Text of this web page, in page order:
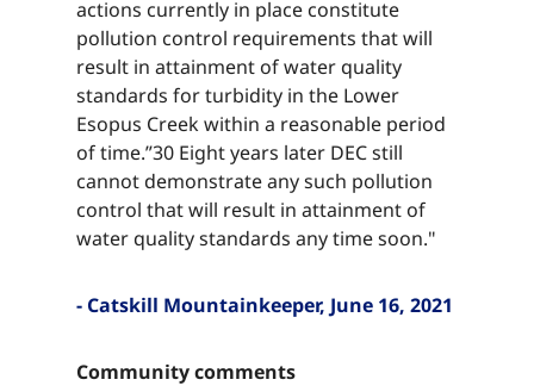
actions currently in place constitute
pollution control requirements that will
result in attainment of water quality
standards for turbidity in the Lower
Esopus Creek within a reasonable period
of time.”30 Eight years later DEC still
cannot demonstrate any such pollution
control that will result in attainment of
water quality standards any time soon."​​​​‌ ‍ ​‍​‍‌‍ ‌ ​‍‌‍‍‌‌‍‌ ‌‍‍‌‌‍ ‍​‍​‍​ ‍‍​‍​‍‌ ​ ‌‍​‌‌‍ ‍‌‍‍‌‌ ‌​‌ ‍‌​‍ ‍‌‍‍‌‌‍ ​‍​‍​‍ ​​‍​‍‌‍‍​‌ ​‍‌‍‌‌‌‍‌‍​‍​‍​ ‍‍​‍​‍‌‍‍​‌ ‌​‌ ‌​‌ ​​‌ ​ ​ ‍‍​‍ ​‍ ‌‍​ ‌‍ ‌‌ ​ ​‍ ‍‌‍ ‌‌‍​‌‌‍‍‌‌‍ ‍​‍ ‍​ ​‍​ ​​​ ​‍​ ‌​‌ ​‍‌‍‌‌‌‍‌​‌‍‌‌‌ ​ ‌‍‍‌‌‍‌ ‌‍ ‍​‍ ‍‌ ​‍‌‍‍‌‌ ‌‍‌‍‌‌‌ ​‍‌‍‍ ‌‍‌‌‌‍‌‌‌ ​​‌‍‌‌‌ ​‍​‍ ‍‌‍ ‌ ​‍‌‍‌ ​‍ ‌‍‍‌‌‍ ‍‌ ‌​‌‍‌‌‌‍ ‍‌ ‌​​‍ ‌‍‌‌‌‍‌​‌‍‍‌‌ ‌​​‍ ‌‍ ‌‌‍ ‌‍‌​‌‍‌‌​ ‌‌ ​​‌ ​‍‌‍‌‌‌ ​ ‌‍‌‌‌‍ ‍‌ ‌​‌‍​‌‌ ‌​‌‍‍‌‌‍ ‌‍ ‍​ ‍ ‌‍‍‌‌‍‌​​ ‌​ ‌ ​ ​‌​ ​‌​ ​‌​ ​ ‌‍​‌​ ​​​ ​ ​‍ ‌​ ​‌​ ‌​​ ‌‌‌‍​ ​‍ ‌​ ‌​‌‍​‍​ ‌‌​ ‌ ​‍ ‌‌‍​‍​ ​​​ ‌‍‌‍​ ​‍ ‌​ ​​​ ‌ ​ ‌‌​ ​​​ ‍‌​ ​ ​ ​‍‌‍‌‍​ ​​​ ‍‌​ ​‌‌‍​‌​ ‍ ‌ ‌​‌ ‍‌‌ ​​‌‍‌‌​ ‌‌‍​‌‌ ​‍‌ ‌​‌‍‍‌‌‍​ ‌‍ ​‌‍‌‌​ ‍ ‌ ​​‌‍​‌‌ ‌​‌‍‍​​ ‌‌‍​ ‌‍ ‌‍ ‍‌ ‌​‌‍‌‌‌‍ ‍‌ ‌​​‍‌‌​ ‌‌‌​​‍‌‌ ‌‍‍ ‌‍‌‌‌ ‍‌​‍‌‌​ ​ ‌​‌​​‍‌‌​ ​ ‌​‌​​‍‌‌​ ​‍​ ​‍​ ‌​​ ‌ ​ ​‍​ ​‌​ ​ ‌‍​‌‌‍​‌‌‍‌‌‌‍​ ​ ‍‌‌‍‌​​ ‍‌​‍‌‌​ ​‍​ ​‍​‍‌‌​ ‌‌‌​‌​​‍ ‍‌‍​ ‌‍‍​‌‍‍‌‌‍ ​‌‍‌​‌ ​‍‌‍‌‌‌‍ ‍​‍‌‌​ ‌‌‌​​‍‌‌ ‌‍‍ ‌‍‌‌‌ ‍‌​‍‌‌​ ​ ‌​‌​​‍‌‌​ ​ ‌​‌​​‍‌‌​ ​‍​ ​‍​ ‌​​ ‌ ​ ​‍​ ​‌​ ​ ‌‍​‌‌‍​‌‌‍‌‌‌‍​ ​ ‍‌‌‍‌​​ ‍‌​ ​​​‍‌‌​ ​‍​ ​‍​‍‌‌​ ‌‌‌​‌​​‍ ‍‌ ‌​‌‍‌‌‌ ‍​‌ ‌​​ ‌‍​‍‌‍​‌‌ ​ ‌‍‌‌‌‌‌‌‌ ​‍‌‍ ​​ ‌‌‍‍​‌ ‌​‌ ‌​‌ ​​‌ ​ ​‍‌‌​ ​ ‌​​‌​‍‌‌​ ​‍‌​‌‍​‍‌‌​ ​‍‌​‌‍‌‍​ ‌‍ ‌‌ ​ ​‍ ‍‌‍ ‌‌‍​‌‌‍‍‌‌‍ ‍​‍ ‍​ ​‍​ ​​​ ​‍​ ‌​‌ ​‍‌‍‌‌‌‍‌​‌‍‌‌‌ ​ ‌‍‍‌‌‍‌ ‌‍ ‍​‍ ‍‌ ​‍‌‍‍‌‌ ‌‍‌‍‌‌‌ ​‍‌‍‍ ‌‍‌‌‌‍‌‌‌ ​​‌‍‌‌‌ ​‍​‍ ‍‌‍ ‌ ​‍‌‍‌ ​‍‌‍‌‍‍‌‌‍‌​​ ‌​ ‌ ​ ​‌​ ​‌​ ​‌​ ​ ‌‍​‌​ ​​​ ​ ​‍ ‌​ ​‌​ ‌​​ ‌‌‌‍​ ​‍ ‌​ ‌​‌‍​‍​ ‌‌​ ‌ ​‍ ‌‌‍​‍​ ​​​ ‌‍‌‍​ ​‍ ‌​ ​​​ ‌ ​ ‌‌​ ​​​ ‍‌​ ​ ​ ​‍‌‍‌‍​ ​​​ ‍‌​ ​‌‌‍​‌​‍‌‍‌ ‌​‌ ‍‌‌ ​​‌‍‌‌​ ‌‌‍​‌‌ ​‍‌ ‌​‌‍‍‌‌‍​ ‌‍ ​‌‍‌‌​‍‌‍‌ ​​‌‍​‌‌ ‌​‌‍‍​​ ‌‌‍​ ‌‍ ‌‍ ‍‌ ‌​‌‍‌‌‌‍ ‍‌ ‌​​‍‌‌​ ‌‌‌​​‍‌‌ ‌‍‍ ‌‍‌‌‌ ‍‌​‍‌‌​ ​ ‌​‌​​‍‌‌​ ​ ‌​‌​​‍‌‌​ ​‍​ ​‍​ ‌​​ ‌ ​ ​‍​ ​‌​ ​ ‌‍​‌‌‍​‌‌‍‌‌‌‍​ ​ ‍‌‌‍‌​​ ‍‌​‍‌‌​ ​‍​ ​‍​‍‌‌​ ‌‌‌​‌​​‍ ‍‌‍​ ‌‍‍​‌‍‍‌‌‍ ​‌‍‌​‌ ​‍‌‍‌‌‌‍ ‍​‍‌‌​ ‌‌‌​​‍‌‌ ‌‍‍ ‌‍‌‌‌ ‍‌​‍‌‌​ ​ ‌​‌​​‍‌‌​ ​ ‌​‌​​‍‌‌​ ​‍​ ​‍​ ‌​​ ‌ ​ ​‍​ ​‌​ ​ ‌‍​‌‌‍​‌‌‍‌‌‌‍​ ​ ‍‌‌‍‌​​ ‍‌​ ​​​‍‌‌​ ​‍​ ​‍​‍‌‌​ ‌‌‌​‌​​‍ ‍‌ ‌​‌‍‌‌‌ ‍​‌ ‌​​‍‌‍‌ ​​‌‍‌‌‌ ​‍‌ ​ ‌ ​​‌‍‌‌‌‍​ ‌ ‌​‌‍‍‌‌ ‌‍‌‍‌‌​ ‌‌ ​​‌ ‌‌‌‍​‍‌‍ ​‌‍‍‌‌ ​ ‌‍‍​‌‍‌‌‌‍‌​​‍​‍‌ ‌
- Catskill Mountainkeeper, June 16, 2021​​​​‌ ‍ ​‍​‍‌‍ ‌ ​‍‌‍‍‌‌‍‌ ‌‍‍‌‌‍ ‍​‍​‍​ ‍‍​‍​‍‌ ​ ‌‍​‌‌‍ ‍‌‍‍‌‌ ‌​‌ ‍‌​‍ ‍‌‍‍‌‌‍ ​‍​‍​‍ ​​‍​‍‌‍‍​‌ ​‍‌‍‌‌‌‍‌‍​‍​‍​ ‍‍​‍​‍‌‍‍​‌ ‌​‌ ‌​‌ ​​‌ ​ ​ ‍‍​‍ ​‍ ‌‍​ ‌‍ ‌‌ ​ ​‍ ‍‌‍ ‌‌‍​‌‌‍‍‌‌‍ ‍​‍ ‍​ ​‍​ ​​​ ​‍​ ‌​‌ ​‍‌‍‌‌‌‍‌​‌‍‌‌‌ ​ ‌‍‍‌‌‍‌ ‌‍ ‍​‍ ‍‌ ​‍‌‍‍‌‌ ‌‍‌‍‌‌‌ ​‍‌‍‍ ‌‍‌‌‌‍‌‌‌ ​​‌‍‌‌‌ ​‍​‍ ‍‌‍ ‌ ​‍‌‍‌ ​‍ ‌‍‍‌‌‍ ‍‌ ‌​‌‍‌‌‌‍ ‍‌ ‌​​‍ ‌‍‌‌‌‍‌​‌‍‍‌‌ ‌​​‍ ‌‍ ‌‌‍ ‌‍‌​‌‍‌‌​ ‌‌ ​​‌ ​‍‌‍‌‌‌ ​ ‌‍‌‌‌‍ ‍‌ ‌​‌‍​‌‌ ‌​‌‍‍‌‌‍ ‌‍ ‍​ ‍ ‌‍‍‌‌‍‌​​ ‌​ ‌ ​ ​‌​ ​‌​ ​‌​ ​ ‌‍​‌​ ​​​ ​ ​‍ ‌​ ​‌​ ‌​​ ‌‌‌‍​ ​‍ ‌​ ‌​‌‍​‍​ ‌‌​ ‌ ​‍ ‌‌‍​‍​ ​​​ ‌‍‌‍​ ​‍ ‌​ ​​​ ‌ ​ ‌‌​ ​​​ ‍‌​ ​ ​ ​‍‌‍‌‍​ ​​​ ‍‌​ ​‌‌‍​‌​ ‍ ‌ ‌​‌ ‍‌‌ ​​‌‍‌‌​ ‌‌‍​‌‌ ​‍‌ ‌​‌‍‍‌‌‍​ ‌‍ ​‌‍‌‌​ ‍ ‌ ​​‌‍​‌‌ ‌​‌‍‍​​ ‌‌‍​ ‌‍ ‌‍ ‍‌ ‌​‌‍‌‌‌‍ ‍‌ ‌​​‍‌‌​ ‌‌‌​​‍‌‌ ‌‍‍ ‌‍‌‌‌ ‍‌​‍‌‌​ ​ ‌​‌​​‍‌‌​ ​ ‌​‌​​‍‌‌​ ​‍​ ​‍​ ​‌​ ​‌‌‍​‌​ ‌​​ ‌ ​ ‌​​ ​​​ ​‌​ ‍‌​ ‌‍‌‍​‌​ ​ ​‍‌‌​ ​‍​ ​‍​‍‌‌​ ‌‌‌​‌​​‍ ‍‌‍​ ‌‍‍​‌‍‍‌‌‍ ​‌‍‌​‌ ​‍‌‍‌‌‌‍ ‍​‍‌‌​ ‌‌‌​​‍‌‌ ‌‍‍ ‌‍‌‌‌ ‍‌​‍‌‌​ ​ ‌​‌​​‍‌‌​ ​ ‌​‌​​‍‌‌​ ​‍​ ​‍​ ​‌​ ​‌‌‍​‌​ ‌​​ ‌ ​ ‌​​ ​​​ ​‌​ ‍‌​ ‌‍‌‍​‌​ ​ ​ ​​​‍‌‌​ ​‍​ ​‍​‍‌‌​ ‌‌‌​‌​​‍ ‍‌ ‌​‌‍‌‌‌ ‍​‌ ‌​​ ‌‍​‍‌‍​‌‌ ​ ‌‍‌‌‌‌‌‌‌ ​‍‌‍ ​​ ‌‌‍‍​‌ ‌​‌ ‌​‌ ​​‌ ​ ​‍‌‌​ ​ ‌​​‌​‍‌‌​ ​‍‌​‌‍​‍‌‌​ ​‍‌​‌‍‌‍​ ‌‍ ‌‌ ​ ​‍ ‍‌‍ ‌‌‍​‌‌‍‍‌‌‍ ‍​‍ ‍​ ​‍​ ​​​ ​‍​ ‌​‌ ​‍‌‍‌‌‌‍‌​‌‍‌‌‌ ​ ‌‍‍‌‌‍‌ ‌‍ ‍​‍ ‍‌ ​‍‌‍‍‌‌ ‌‍‌‍‌‌‌ ​‍‌‍‍ ‌‍‌‌‌‍‌‌‌ ​​‌‍‌‌‌ ​‍​‍ ‍‌‍ ‌ ​‍‌‍‌ ​‍‌‍‌‍‍‌‌‍‌​​ ‌​ ‌ ​ ​‌​ ​‌​ ​‌​ ​ ‌‍​‌​ ​​​ ​ ​‍ ‌​ ​‌​ ‌​​ ‌‌‌‍​ ​‍ ‌​ ‌​‌‍​‍​ ‌‌​ ‌ ​‍ ‌‌‍​‍​ ​​​ ‌‍‌‍​ ​‍ ‌​ ​​​ ‌ ​ ‌‌​ ​​​ ‍‌​ ​ ​ ​‍‌‍‌‍​ ​​​ ‍‌​ ​‌‌‍​‌​‍‌‍‌ ‌​‌ ‍‌‌ ​​‌‍‌‌​ ‌‌‍​‌‌ ​‍‌ ‌​‌‍‍‌‌‍​ ‌‍ ​‌‍‌‌​‍‌‍‌ ​​‌‍​‌‌ ‌​‌‍‍​​ ‌‌‍​ ‌‍ ‌‍ ‍‌ ‌​‌‍‌‌‌‍ ‍‌ ‌​​‍‌‌​ ‌‌‌​​‍‌‌ ‌‍‍ ‌‍‌‌‌ ‍‌​‍‌‌​ ​ ‌​‌​​‍‌‌​ ​ ‌​‌​​‍‌‌​ ​‍​ ​‍​ ​‌​ ​‌‌‍​‌​ ‌​​ ‌ ​ ‌​​ ​​​ ​‌​ ‍‌​ ‌‍‌‍​‌​ ​ ​‍‌‌​ ​‍​ ​‍​‍‌‌​ ‌‌‌​‌​​‍ ‍‌‍​ ‌‍‍​‌‍‍‌‌‍ ​‌‍‌​‌ ​‍‌‍‌‌‌‍ ‍​‍‌‌​ ‌‌‌​​‍‌‌ ‌‍‍ ‌‍‌‌‌ ‍‌​‍‌‌​ ​ ‌​‌​​‍‌‌​ ​ ‌​‌​​‍‌‌​ ​‍​ ​‍​ ​‌​ ​‌‌‍​‌​ ‌​​ ‌ ​ ‌​​ ​​​ ​‌​ ‍‌​ ‌‍‌‍​‌​ ​ ​ ​​​‍‌‌​ ​‍​ ​‍​‍‌‌​ ‌‌‌​‌​​‍ ‍‌ ‌​‌‍‌‌‌ ‍​‌ ‌​​‍‌‍‌ ​​‌‍‌‌‌ ​‍‌ ​ ‌ ​​‌‍‌‌‌‍​ ‌ ‌​‌‍‍‌‌ ‌‍‌‍‌‌​ ‌‌ ​​‌ ‌‌‌‍​‍‌‍ ​‌‍‍‌‌ ​ ‌‍‍​‌‍‌‌‌‍‌​​‍​‍‌ ‌
Community comments​​​​‌ ‍ ​‍​‍‌‍ ‌ ​‍‌‍‍‌‌‍‌ ‌‍‍‌‌‍ ‍​‍​‍​ ‍‍​‍​‍‌ ​ ‌‍​‌‌‍ ‍‌‍‍‌‌ ‌​‌ ‍‌​‍ ‍‌‍‍‌‌‍ ​‍​‍​‍ ​​‍​‍‌‍‍​‌ ​‍‌‍‌‌‌‍‌‍​‍​‍​ ‍‍​‍​‍‌‍‍​‌ ‌​‌ ‌​‌ ​​‌ ​ ​ ‍‍​‍ ​‍ ‌‍​ ‌‍ ‌‌ ​ ​‍ ‍‌‍ ‌‌‍​‌‌‍‍‌‌‍ ‍​‍ ‍​ ​‍​ ​​​ ​‍​ ‌​‌ ​‍‌‍‌‌‌‍‌​‌‍‌‌‌ ​ ‌‍‍‌‌‍‌ ‌‍ ‍​‍ ‍‌ ​‍‌‍‍‌‌ ‌‍‌‍‌‌‌ ​‍‌‍‍ ‌‍‌‌‌‍‌‌‌ ​​‌‍‌‌‌ ​‍​‍ ‍‌‍ ‌ ​‍‌‍‌ ​‍ ‌‍‍‌‌‍ ‍‌ ‌​‌‍‌‌‌‍ ‍‌ ‌​​‍ ‌‍‌‌‌‍‌​‌‍‍‌‌ ‌​​‍ ‌‍ ‌‌‍ ‌‍‌​‌‍‌‌​ ‌‌ ​​‌ ​‍‌‍‌‌‌ ​ ‌‍‌‌‌‍ ‍‌ ‌​‌‍​‌‌ ‌​‌‍‍‌‌‍ ‌‍ ‍​ ‍ ‌‍‍‌‌‍‌​​ ‌​ ‌ ​ ​‌​ ​‌​ ​‌​ ​ ‌‍​‌​ ​​​ ​ ​‍ ‌​ ​‌​ ‌​​ ‌‌‌‍​ ​‍ ‌​ ‌​‌‍​‍​ ‌‌​ ‌ ​‍ ‌‌‍​‍​ ​​​ ‌‍‌‍​ ​‍ ‌​ ​​​ ‌ ​ ‌‌​ ​​​ ‍‌​ ​ ​ ​‍‌‍‌‍​ ​​​ ‍‌​ ​‌‌‍​‌​ ‍ ‌ ‌​‌ ‍‌‌ ​​‌‍‌‌​ ‌‌‍​‌‌ ​‍‌ ‌​‌‍‍‌‌‍​ ‌‍ ​‌‍‌‌​ ‍ ‌ ​​‌‍​‌‌ ‌​‌‍‍​​ ‌‌‍​ ‌‍ ‌‍ ‍‌ ‌​‌‍‌‌‌‍ ‍‌ ‌​​‍‌‌​ ‌‌‌​​‍‌‌ ‌‍‍ ‌‍‌‌‌ ‍‌​‍‌‌​ ​ ‌​‌​​‍‌‌​ ​ ‌​‌​​‍‌‌​ ​‍​ ​‍​ ‌ ‌‍​ ​ ‍​​ ‌‍​ ‌‌​ ​​​ ​ ‌‍‌‌‌‍​‌​ ‌‍‌‍​ ​ ​‌​‍‌‌​ ​‍​ ​‍​‍‌‌​ ‌‌‌​‌​​‍ ‍‌‍​ ‌‍‍​‌‍‍‌‌‍ ​‌‍‌​‌ ​‍‌‍‌‌‌‍ ‍​‍‌‌​ ‌‌‌​​‍‌‌ ‌‍‍ ‌‍‌‌‌ ‍‌​‍‌‌​ ​ ‌​‌​​‍‌‌​ ​ ‌​‌​​‍‌‌​ ​‍​ ​‍​ ‌ ‌‍​ ​ ‍​​ ‌‍​ ‌‌​ ​​​ ​ ‌‍‌‌‌‍​‌​ ‌‍‌‍​ ​ ​‌​ ​​​‍‌‌​ ​‍​ ​‍​‍‌‌​ ‌‌‌​‌​​‍ ‍‌ ‌​‌‍‌‌‌ ‍​‌ ‌​​ ‌‍​‍‌‍​‌‌ ​ ‌‍‌‌‌‌‌‌‌ ​‍‌‍ ​​ ‌‌‍‍​‌ ‌​‌ ‌​‌ ​​‌ ​ ​‍‌‌​ ​ ‌​​‌​‍‌‌​ ​‍‌​‌‍​‍‌‌​ ​‍‌​‌‍‌‍​ ‌‍ ‌‌ ​ ​‍ ‍‌‍ ‌‌‍​‌‌‍‍‌‌‍ ‍​‍ ‍​ ​‍​ ​​​ ​‍​ ‌​‌ ​‍‌‍‌‌‌‍‌​‌‍‌‌‌ ​ ‌‍‍‌‌‍‌ ‌‍ ‍​‍ ‍‌ ​‍‌‍‍‌‌ ‌‍‌‍‌‌‌ ​‍‌‍‍ ‌‍‌‌‌‍‌‌‌ ​​‌‍‌‌‌ ​‍​‍ ‍‌‍ ‌ ​‍‌‍‌ ​‍‌‍‌‍‍‌‌‍‌​​ ‌​ ‌ ​ ​‌​ ​‌​ ​‌​ ​ ‌‍​‌​ ​​​ ​ ​‍ ‌​ ​‌​ ‌​​ ‌‌‌‍​ ​‍ ‌​ ‌​‌‍​‍​ ‌‌​ ‌ ​‍ ‌‌‍​‍​ ​​​ ‌‍‌‍​ ​‍ ‌​ ​​​ ‌ ​ ‌‌​ ​​​ ‍‌​ ​ ​ ​‍‌‍‌‍​ ​​​ ‍‌​ ​‌‌‍​‌​‍‌‍‌ ‌​‌ ‍‌‌ ​​‌‍‌‌​ ‌‌‍​‌‌ ​‍‌ ‌​‌‍‍‌‌‍​ ‌‍ ​‌‍‌‌​‍‌‍‌ ​​‌‍​‌‌ ‌​‌‍‍​​ ‌‌‍​ ‌‍ ‌‍ ‍‌ ‌​‌‍‌‌‌‍ ‍‌ ‌​​‍‌‌​ ‌‌‌​​‍‌‌ ‌‍‍ ‌‍‌‌‌ ‍‌​‍‌‌​ ​ ‌​‌​​‍‌‌​ ​ ‌​‌​​‍‌‌​ ​‍​ ​‍​ ‌ ‌‍​ ​ ‍​​ ‌‍​ ‌‌​ ​​​ ​ ‌‍‌‌‌‍​‌​ ‌‍‌‍​ ​ ​‌​‍‌‌​ ​‍​ ​‍​‍‌‌​ ‌‌‌​‌​​‍ ‍‌‍​ ‌‍‍​‌‍‍‌‌‍ ​‌‍‌​‌ ​‍‌‍‌‌‌‍ ‍​‍‌‌​ ‌‌‌​​‍‌‌ ‌‍‍ ‌‍‌‌‌ ‍‌​‍‌‌​ ​ ‌​‌​​‍‌‌​ ​ ‌​‌​​‍‌‌​ ​‍​ ​‍​ ‌ ‌‍​ ​ ‍​​ ‌‍​ ‌‌​ ​​​ ​ ‌‍‌‌‌‍​‌​ ‌‍‌‍​ ​ ​‌​ ​​​‍‌‌​ ​‍​ ​‍​‍‌‌​ ‌‌‌​‌​​‍ ‍‌ ‌​‌‍‌‌‌ ‍​‌ ‌​​‍‌‍‌ ​​‌‍‌‌‌ ​‍‌ ​ ‌ ​​‌‍‌‌‌‍​ ‌ ‌​‌‍‍‌‌ ‌‍‌‍‌‌​ ‌‌ ​​‌ ‌‌‌‍​‍‌‍ ​‌‍‍‌‌ ​ ‌‍‍​‌‍‌‌‌‍‌​​‍​‍‌ ‌